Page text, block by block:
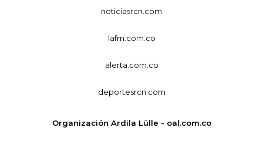
noticiasrcn.com
lafm.com.co
alerta.com.co
deportesrcn.com
Organización Ardila Lülle - oal.com.co